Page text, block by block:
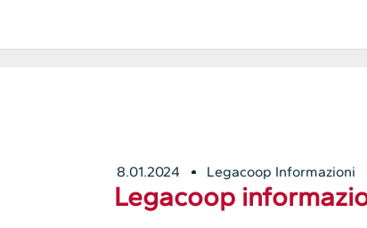
8.01.2024 Legacoop Informazioni
Legacoop